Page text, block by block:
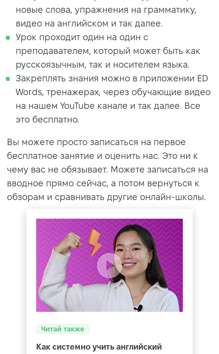
новые слова, упражнения на грамматику,
видео на английском и так далее.
Урок проходит один на один с
преподавателем, который может быть как
русскоязычным, так и носителем языка.
Закреплять знания можно в приложении ED
Words, тренажерах, через обучающие видео
на нашем YouTube канале и так далее. Все
это бесплатно.
Вы можете просто записаться на первое
бесплатное занятие и оценить нас. Это ни к
чему вас не обязывает. Можете записаться на
вводное прямо сейчас, а потом вернуться к
обзорам и сравнивать другие онлайн-школы.
Читай также
Как системно учить английский